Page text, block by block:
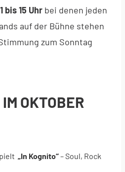
bis 15 Uhr bei denen jeden
auf der Bühne stehen
zum Sonntag
OKTOBER
„In Kognito“– Soul, Rock